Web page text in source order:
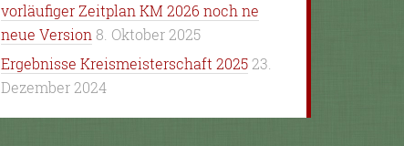
vorläufiger Zeitplan KM 2026 noch ne
neue Version 8. Oktober 2025
Ergebnisse Kreismeisterschaft 202523.
Dezember 2024